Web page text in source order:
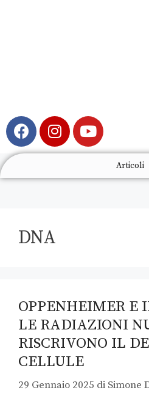
Articoli
DNA
OPPENHEIMER E
LE RADIAZIONI
RISCRIVONO IL
CELLULE
29 Gennaio 2025 di Simone